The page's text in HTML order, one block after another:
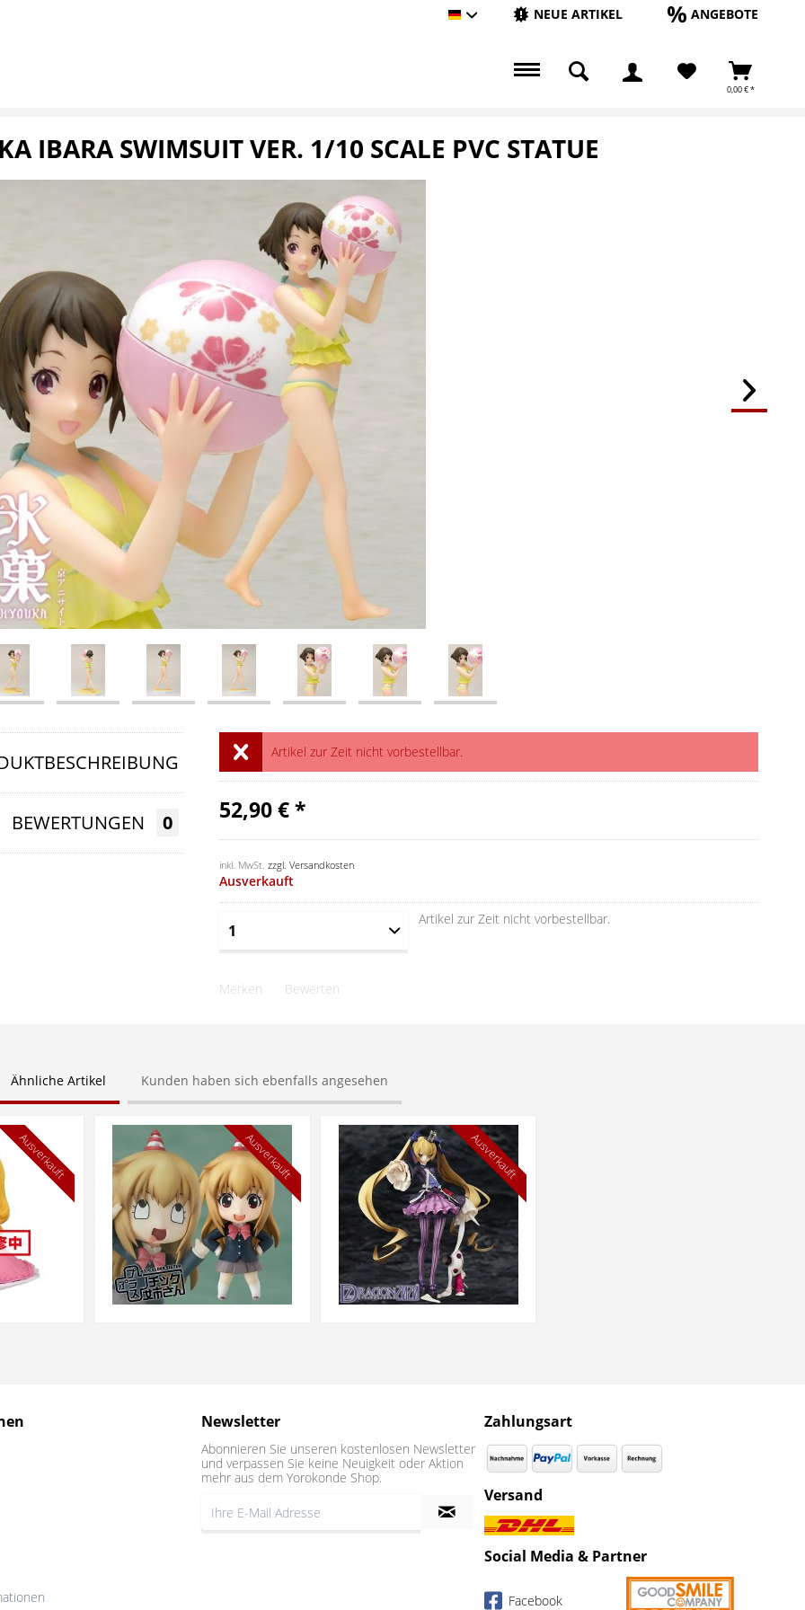
Hauptshop DeutschNEUE ARTIKEL ANGEBOTE
0,00 € *
IBARA SWIMSUIT VER. 1/10 SCALE PVC STATUE
Artikel zur Zeit nicht vorbestellbar.
52,90 € *
inkl. MwSt. zzgl. Versandkosten
Ausverkauft
Artikel zur Zeit nicht vorbestellbar.
Merken Bewerten
BEWERTUNGEN 0
Ähnliche Artikel Kunden haben sich ebenfalls angesehen
Ausverkauft Ausverkauft Ausverkauft
Newsletter
Abonnieren Sie unseren kostenlosen Newsletter
und verpassen Sie keine Neuigkeit oder Aktion
mehr aus dem Yorokonde Shop.
Zahlungsart
Versand
Social Media & Partner
Facebook